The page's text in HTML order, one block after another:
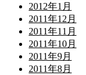
2012年1月
2011年12月
2011年11月
2011年10月
2011年9月
2011年8月